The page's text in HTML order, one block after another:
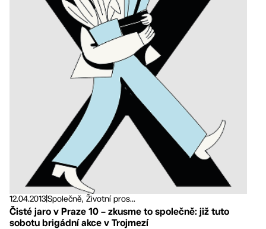
12.04.2013Společně, Životní pros...
Čisté jaro v Praze 10 – zkusme to společně: již tuto
sobotu brigádní akce v Trojmezí